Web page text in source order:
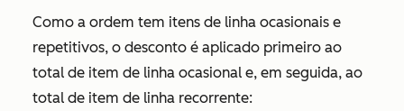
Como a ordem tem itens de linha ocasionais e
repetitivos, o desconto é aplicado primeiro ao
total de item de linha ocasional e, em seguida, ao
total de item de linha recorrente: